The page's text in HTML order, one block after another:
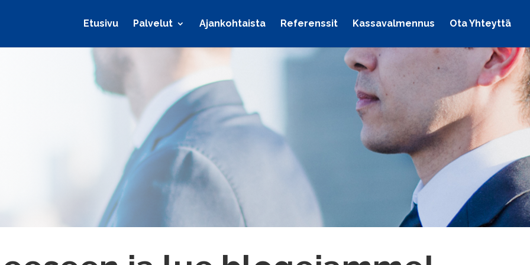
Etusivu Palvelut Ajankohtaista Referenssit Kassavalmennus Ota Yhteyttä